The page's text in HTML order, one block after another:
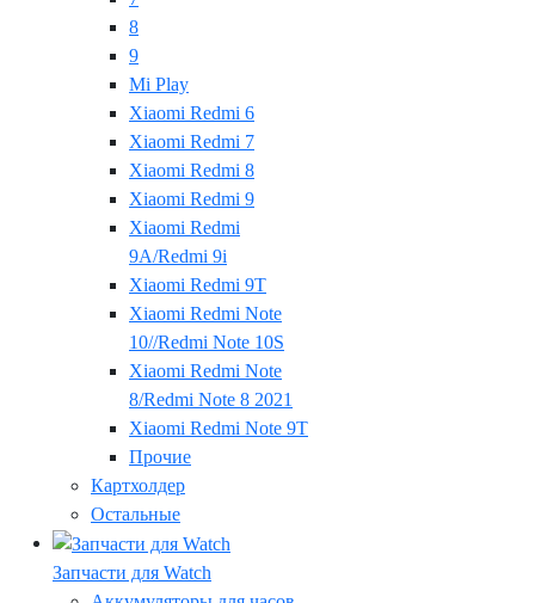
8
9
Mi Play
Xiaomi Redmi 6
Xiaomi Redmi 7
Xiaomi Redmi 8
Xiaomi Redmi 9
Xiaomi Redmi
9A/Redmi 9i
Xiaomi Redmi 9T
Xiaomi Redmi Note
10//Redmi Note 10S
Xiaomi Redmi Note
8/Redmi Note 8 2021
Xiaomi Redmi Note 9T
Прочие
Картхолдер
Остальные
Запчасти для Watch